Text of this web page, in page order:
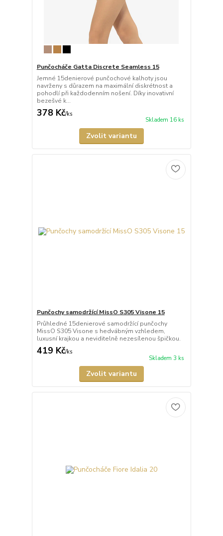
Punčocháče Gatta Discrete Seamless 15
Jemné 15denierové punčochové kalhoty jsou
navrženy s důrazem na maximální diskrétnost a
pohodlí při každodenním nošení. Díky inovativní
bezešvé k...
378 Kč/ks
Skladem 16 ks
Zvolit variantu
Punčochy samodržící MissO S305 Visone 15
Průhledné 15denierové samodržící punčochy
MissO S305 Visone s hedvábným vzhledem,
luxusní krajkou a neviditelně nezesílenou špičkou.
419 Kč/ks
Skladem 3 ks
Zvolit variantu